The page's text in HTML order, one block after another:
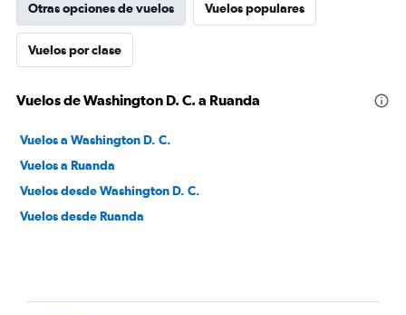
Otras opciones de vuelos Vuelos populares
Vuelos por clase
Vuelos de Washington D. C. a Ruanda
Vuelos a Washington D. C.
Vuelos a Ruanda
Vuelos desde Washington D. C.
Vuelos desde Ruanda